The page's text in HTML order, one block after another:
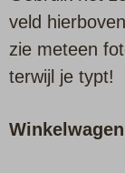
veld
zie meteen
terwijl je typt!
Winkelwagen